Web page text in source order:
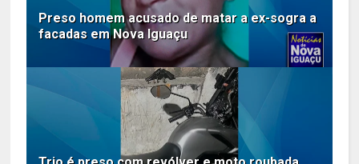
Preso homem acusado de matar a ex-sogra a
facadas em Nova Iguaçu